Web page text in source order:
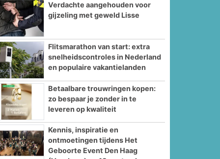
Verdachte aangehouden voor
gijzeling met geweld Lisse
Flitsmarathon van start: extra
snelheidscontroles in Nederland
en populaire vakantielanden
Betaalbare trouwringen kopen:
zo bespaar je zonder in te
leveren op kwaliteit
Kennis, inspiratie en
ontmoetingen tijdens Het
Geboorte Event Den Haag